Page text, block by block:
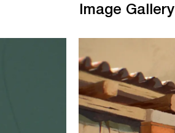
Image Gallery